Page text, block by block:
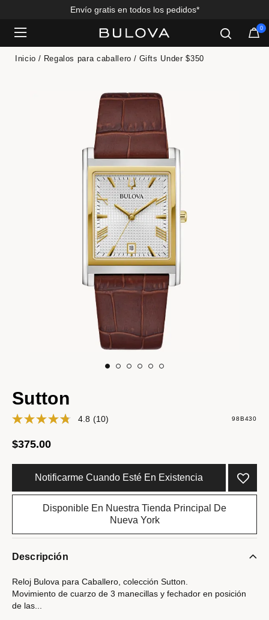
Envío gratis en todos los pedidos*
0
Inicio Regalos para caballero Gifts Under $350
Sutton
4.8 (10) 98B430
$375.00
Notificarme Cuando Esté En Existencia
Disponible En Nuestra Tienda Principal De
Nueva York
Descripción
Reloj Bulova para Caballero, colección Sutton.
Movimiento de cuarzo de 3 manecillas y fechador en posición
de las
Added to Manage Wishlist